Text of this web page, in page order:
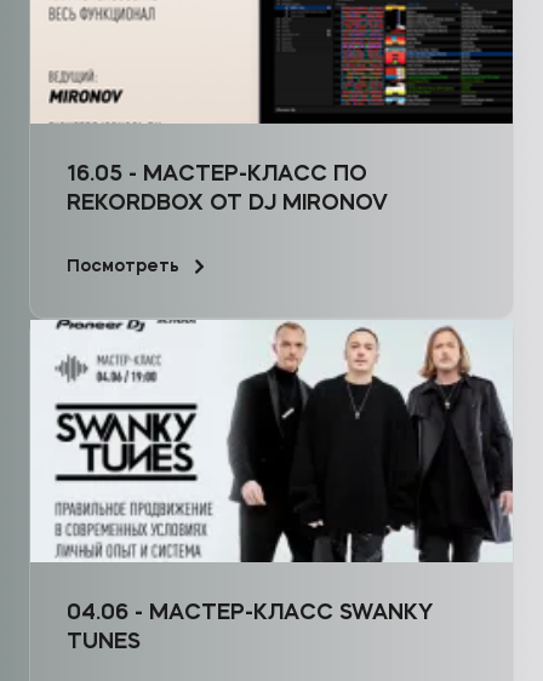
16.05 - МАСТЕР-КЛАСС ПО
REKORDBOX ОТ DJ MIRONOV
Посмотреть
04.06 - МАСТЕР-КЛАСС SWANKY
TUNES